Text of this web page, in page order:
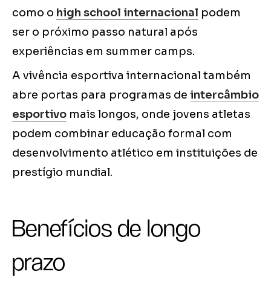
como o high school internacional podem
ser o próximo passo natural após
experiências em summer camps.
A vivência esportiva internacional também
abre portas para programas de intercâmbio
esportivo mais longos, onde jovens atletas
podem combinar educação formal com
desenvolvimento atlético em instituições de
prestígio mundial.
Benefícios de longo
prazo